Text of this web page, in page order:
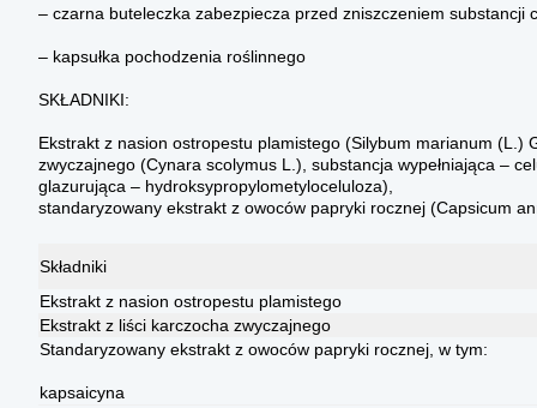
– czarna buteleczka zabezpiecza przed zniszczeniem substancji
– kapsułka pochodzenia roślinnego
SKŁADNIKI:
Ekstrakt z nasion ostropestu plamistego (Silybum marianum (L.)
zwyczajnego (Cynara scolymus L.), substancja wypełniająca –
glazurująca – hydroksypropylometyloceluloza),
standaryzowany ekstrakt z owoców papryki rocznej (Capsicum
Składniki
Ekstrakt z nasion ostropestu plamistego
Ekstrakt z liści karczocha zwyczajnego
Standaryzowany ekstrakt z owoców papryki rocznej, w tym:
kapsaicyna